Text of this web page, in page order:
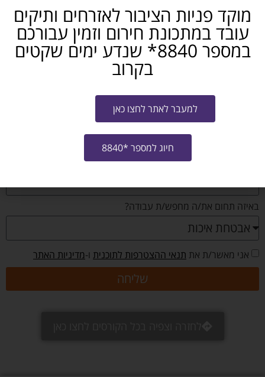
באיזה תחום את/ה מחפש/ת עבודה?
אני מאשר/ת את תנאי ההצטרפות לתוכנית ו-מדיניות האתר
שליחה
מוקד פניות הציבור לאזרחים ותיקים
עובד במתכונת חירום וזמין עבורכם
במספר 8840* שנדע ימים שקטים
בקרוב
למעבר לאתר לחצו כאן
חיוג למספר *8840